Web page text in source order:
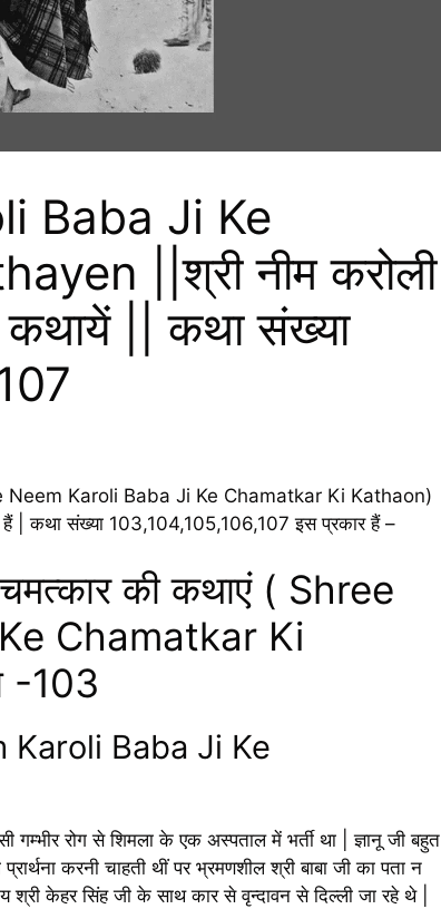
Baba Ji Ke
||श्री नीम करोली
कथायें || कथा संख्या
Neem Karoli Baba Ji Ke Chamatkar Ki Kathaon)
| कथा संख्या 103,104,105,106,107 इस प्रकार हैं –
चमत्कार की कथाएं ( Shree
Chamatkar Ki
-103
Karoli Baba Ji Ke
गम्भीर रोग से शिमला के एक अस्पताल में भर्ती था | ज्ञानू जी बहुत
करनी चाहती थीं पर भ्रमणशील श्री बाबा जी का पता न
केहर सिंह जी के साथ कार से वृन्दावन से दिल्ली जा रहे थे |